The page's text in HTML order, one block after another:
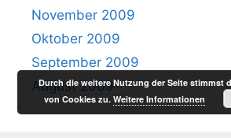
November 2009
Oktober 2009
September 2009
August 2009
Durch die weitere Nutzung der Seite stimmst
von Cookies zu.Weitere Informationen